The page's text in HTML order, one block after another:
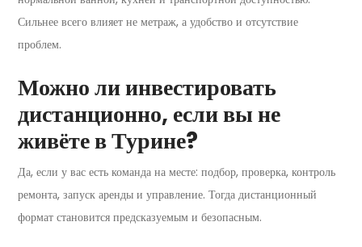
Сильнее всего влияет не метраж, а удобство и отсутствие
проблем.
Можно ли инвестировать
дистанционно, если вы не
живёте в Турине?
Да, если у вас есть команда на месте: подбор, проверка, контроль
ремонта, запуск аренды и управление. Тогда дистанционный
формат становится предсказуемым и безопасным.